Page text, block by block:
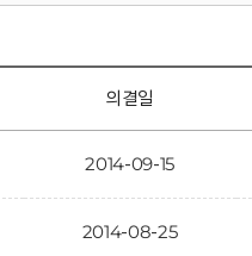
의결일
2014-09-15
2014-08-25